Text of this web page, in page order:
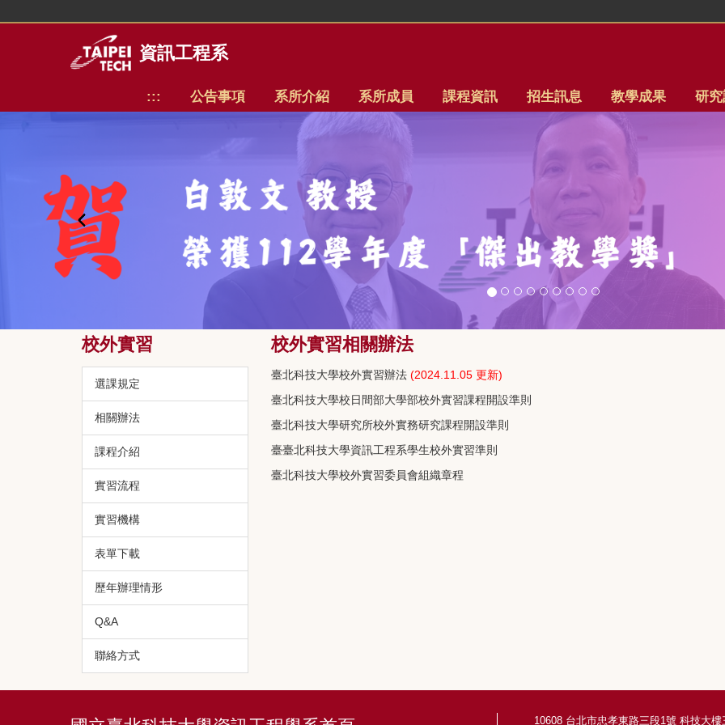
區
資訊工程系
::: 公告事項 系所介紹 系所成員 課程資訊 招生訊息 教學成果 研
校外實習
選課規定
相關辦法
課程介紹
實習流程
實習機構
表單下載
歷年辦理情形
Q&A
聯絡方式
校外實習相關辦法
臺北科技大學校外實習辦法 (2024.11.05 更新)
臺北科技大學校日間部大學部校外實習課程開設準則
臺北科技大學研究所校外實務研究課程開設準則
臺臺北科技大學資訊工程系學生校外實習準則
臺北科技大學校外實習委員會組織章程
10608 台北市忠孝東路三段1號 科技大樓